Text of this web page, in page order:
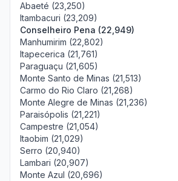
Abaeté (23,250)
Itambacuri (23,209)
Conselheiro Pena (22,949)
Manhumirim (22,802)
Itapecerica (21,761)
Paraguaçu (21,605)
Monte Santo de Minas (21,513)
Carmo do Rio Claro (21,268)
Monte Alegre de Minas (21,236)
Paraisópolis (21,221)
Campestre (21,054)
Itaobim (21,029)
Serro (20,940)
Lambari (20,907)
Monte Azul (20,696)